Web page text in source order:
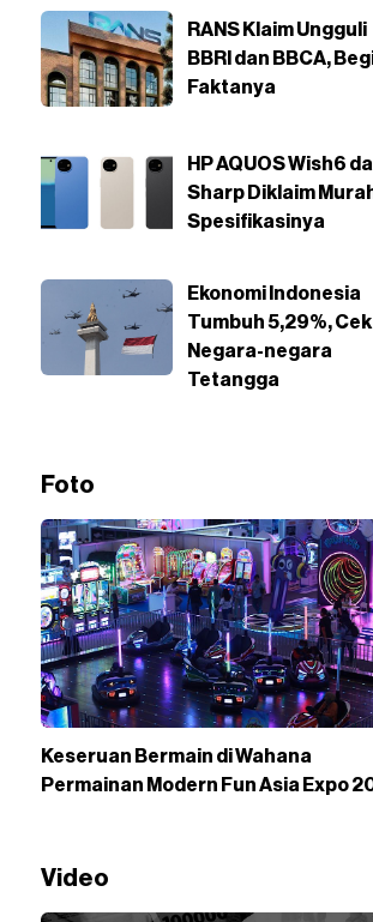
RANS Klaim Ungguli
BBRI dan BBCA,
Faktanya
HP AQUOS Wish6
Sharp Diklaim
Spesifikasinya
Ekonomi Indonesia
Tumbuh 5,29%, Cek
Negara-negara
Tetangga
Foto
Keseruan Bermain di Wahana
Permainan Modern Fun Asia Expo
Video